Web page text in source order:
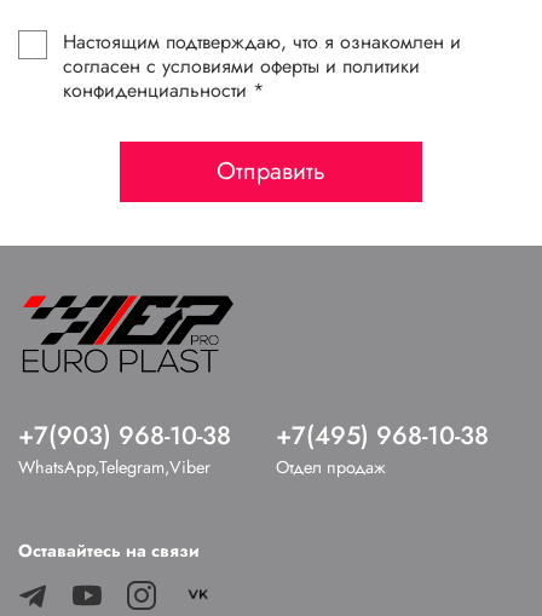
Настоящим подтверждаю, что я ознакомлен и
согласен с условиями оферты и политики
конфиденциальности *
Отправить
+7(903) 968-10-38
WhatsApp,Telegram,Viber
+7(495) 968-10-38
Отдел продаж
Оставайтесь на связи